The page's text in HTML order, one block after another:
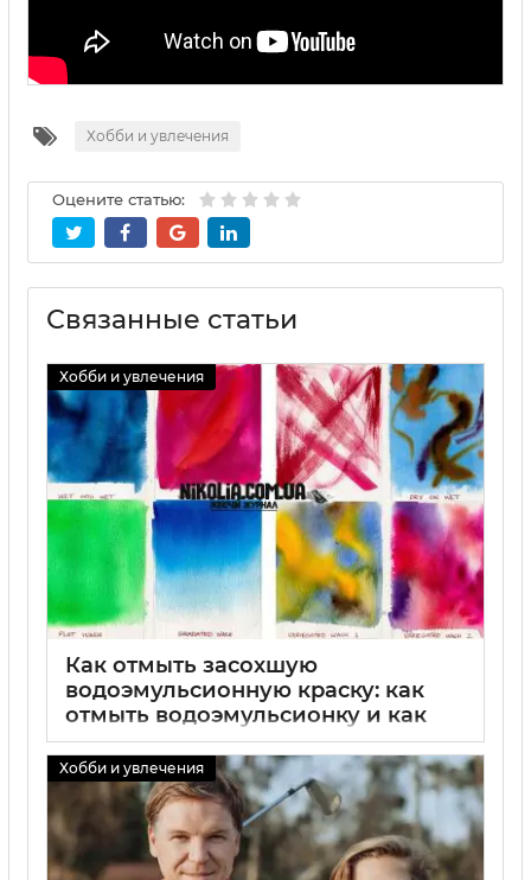
Хобби и увлечения
Оцените статью:
Связанные статьи
Хобби и увлечения
Как отмыть засохшую
водоэмульсионную краску: как
отмыть водоэмульсионку и как
быстро отмыть
водоэмульсионную краску
01 09 2025 0
Хобби и увлечения